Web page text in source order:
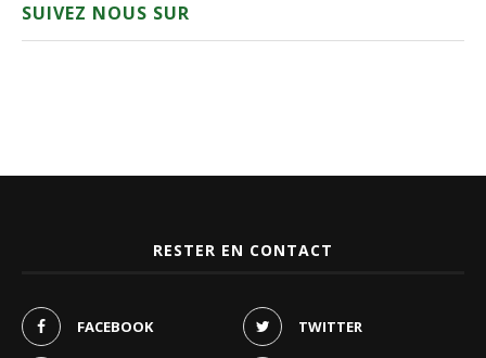
SUIVEZ NOUS SUR
RESTER EN CONTACT
FACEBOOK TWITTER